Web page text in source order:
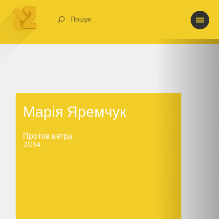
Пошук
Марія Яремчук
Против ветра
2014